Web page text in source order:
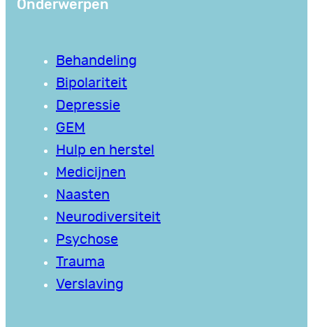
Onderwerpen
Behandeling
Bipolariteit
Depressie
GEM
Hulp en herstel
Medicijnen
Naasten
Neurodiversiteit
Psychose
Trauma
Verslaving